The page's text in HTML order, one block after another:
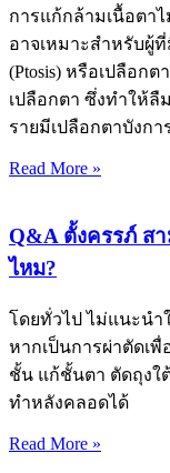
การแก้กล้ามเนื้อตา
อาจเหมาะสำหรับผู้
(Ptosis) หรือเปลือก
เปลือกตา ซึ่งทำให้ลื
รายมีเปลือกตาบังกา
Read More »
Q&A ตั้งครรภ์ ส
ไหม?
โดยทั่วไป ไม่แนะน
หากเป็นการผ่าตัดเ
ชั้น แก้ชั้นตา ตัดถุงใ
ทำหลังคลอดได้
Read More »